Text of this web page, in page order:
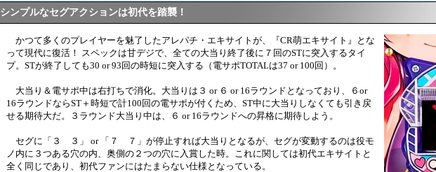
シンプルなセグアクションは初代を踏襲！
かつて多くのプレイヤーを魅了したアレパチ・エキサイトが、『CR萌エキサイト』とな
って現代に復活！ スペックは甘デジで、全ての大当り終了後に７回のSTに突入するタイ
プ。STが終了しても30 or 93回の時短に突入する（電サポTOTALは37 or 100回）。
大当り＆電サポ中は右打ちで消化。大当りは３ or ６ or 16ラウンドとなっており、６or
16ラウンドならST＋時短で計100回の電サポが付くため、ST中に大当りしなくても引き戻
せる期待大だ。３ラウンド大当り中は、６ or 16ラウンドへの昇格に期待しよう。
セグに「３ ３」 or 「７ ７」が停止すれば大当りとなるが、セグが変動するのは役モ
ノ内に３つある穴の内、奥側の２つの穴に入賞した時。これに関しては初代エキサイトと
全く同じであり、初代ファンにはたまらない仕様となっている。